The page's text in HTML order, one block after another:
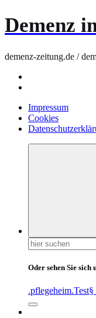
Demenz
demenz-zeitung.de /
Impressum
Cookies
Suchen
nach:
Oder sehen Sie sich
.pflegeheim.Test§